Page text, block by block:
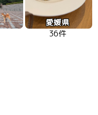
愛媛県
36件